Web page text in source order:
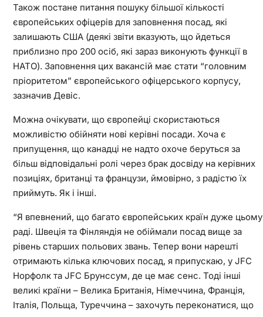
Також постане питання пошуку більшої кількості
європейських офіцерів для заповнення посад, які
залишають США (деякі звіти вказують, що йдеться
приблизно про 200 осіб, які зараз виконують функції в
НАТО). Заповнення цих вакансій має стати “головним
пріоритетом” європейського офіцерського корпусу,
зазначив Девіс.
Можна очікувати, що європейці скористаються
можливістю обійняти нові керівні посади. Хоча є
припущення, що канадці не надто охоче беруться за
більш відповідальні ролі через брак досвіду на керівних
позиціях, британці та французи, ймовірно, з радістю їх
приймуть. Як і інші.
“Я впевнений, що багато європейських країн дуже цьому
раді. Швеція та Фінляндія не обіймали посад вище за
рівень старших польових звань. Тепер вони нарешті
отримають кілька ключових посад, я припускаю, у JFC
Норфолк та JFC Брунссум, де це має сенс. Тоді інші
великі країни – Велика Британія, Німеччина, Франція,
Італія, Польща, Туреччина – захочуть переконатися, що